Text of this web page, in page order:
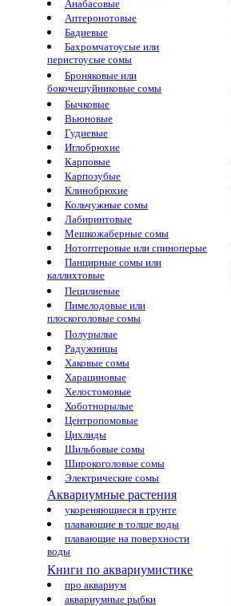
Анабасовые
Аптеронотовые
Бадиевые
Бахромчатоусые или
перистоусые сомы
Броняковые или
бокочешуйниковые сомы
Бычковые
Вьюновые
Гудиевые
Иглобрюхие
Карповые
Карпозубые
Клинобрюхие
Кольчужные сомы
Лабиринтовые
Мешкожаберные сомы
Нотоптеровые или спиноперые
Панцирные сомы или
каллихтовые
Пецилиевые
Пимелодовые или
плоскоголовые сомы
Полурылые
Радужницы
Хаковые сомы
Харациновые
Хелостомовые
Хоботнорылые
Центропомовые
Цихлиды
Шильбовые сомы
Широкоголовые сомы
Электрические сомы
Аквариумные растения
укореняющиеся в грунте
плавающие в толще воды
плавающие на поверхности
воды
Книги по аквариумистике
про аквариум
аквариумные рыбки